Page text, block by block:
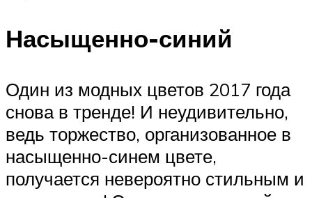
Насыщенно-синий
Один из модных цветов 2017 года
снова в тренде! И неудивительно,
ведь торжество, организованное в
насыщенно-синем цвете,
получается невероятно стильным и